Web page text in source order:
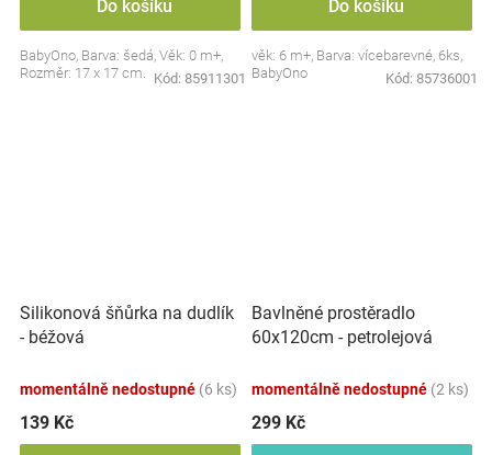
Do košíku
BabyOno, Barva: šedá, Věk: 0 m+,
Rozměr: 17 x 17 cm.
Kód: 85911301
Do košíku
věk: 6 m+, Barva: vícebarevné, 6ks,
BabyOno
Kód: 85736001
Silikonová šňůrka na dudlík
- béžová
momentálně nedostupné (6 ks)
139 Kč
Bavlněné prostěradlo
60x120cm - petrolejová
momentálně nedostupné (2 ks)
299 Kč